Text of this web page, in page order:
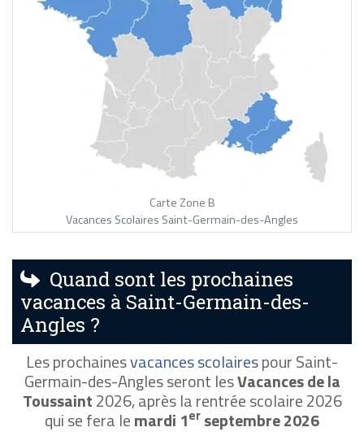
Carte Zone B
Vacances Scolaires Saint-Germain-des-Angles
Quand sont les prochaines
vacances à Saint-Germain-des-
Angles ?
Les prochainesvacances scolairespour Saint-
Germain-des-Angles seront lesVacances de la
Toussaint2026, après la rentrée scolaire 2026
qui se fera lemardi 1er septembre 2026